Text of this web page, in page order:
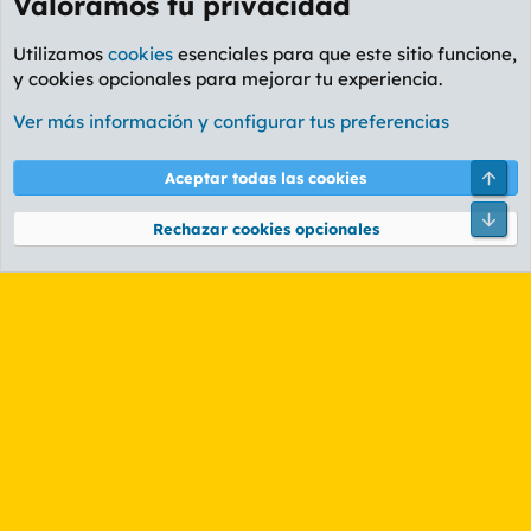
Foro General
Cookies
PL OLDSTYLE AMARILLO
Términos y reglas Política de privacidad Ayuda
Community platform by XenForo® © 2010-2026 XenForo Ltd.
Utilizamos cookies esenciales para que este sitio funcione,
y cookies opcionales para mejorar tu experiencia.
Ver más información y configurar tus preferencias
Aceptar todas las cookies
Rechazar cookies opcionales
Pie